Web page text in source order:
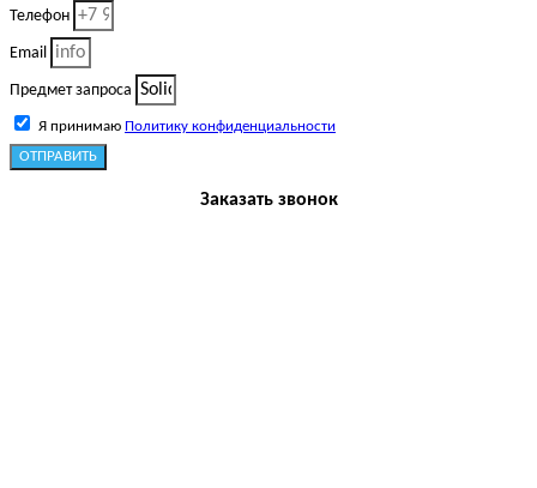
Телефон
Email
Предмет запроса
Я принимаю Политику конфиденциальности
ОТПРАВИТЬ
Заказать звонок